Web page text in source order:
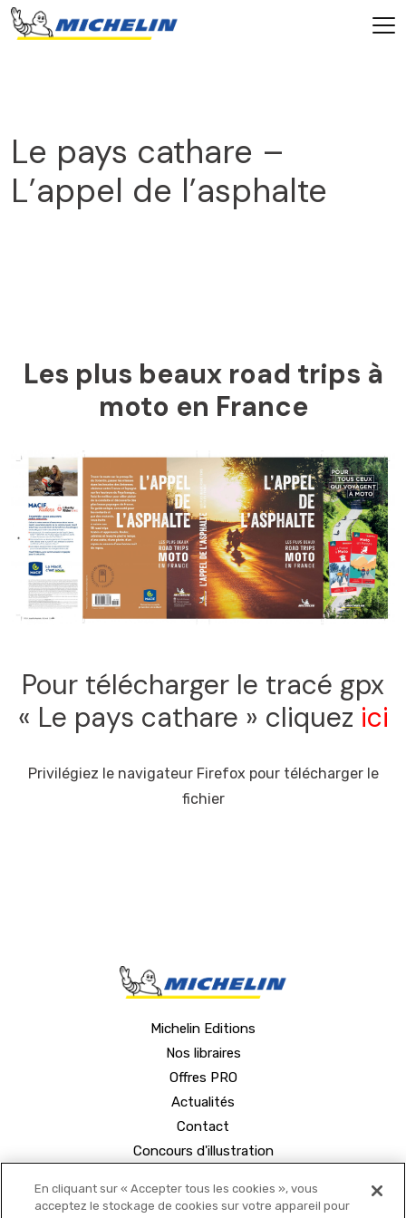
Le pays cathare –
L’appel de l’asphalte
Les plus beaux road trips à
moto en France
Pour télécharger le tracé gpx
« Le pays cathare » cliquez ici
Privilégiez le navigateur Firefox pour télécharger le
fichier
Michelin Editions
Nos libraires
Offres PRO
Actualités
Contact
Concours d'illustration
En cliquant sur « Accepter tous les cookies », vous
acceptez le stockage de cookies sur votre appareil pour